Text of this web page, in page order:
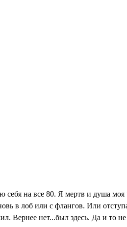
на все 80. Я мертв и душа моя
в лоб или с флангов. Или
Вернее нет...был здесь. Да и то не